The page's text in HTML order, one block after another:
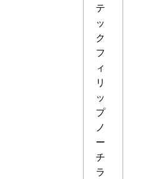
テ
ッ
ク
フ
ィ
リ
ッ
プ
ノ
ー
チ
ラ